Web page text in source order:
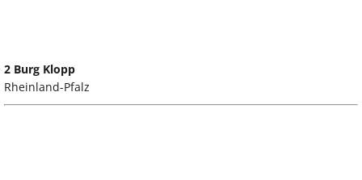
2 Burg Klopp
Rheinland-Pfalz